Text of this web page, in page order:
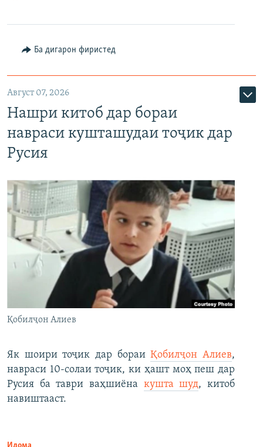
Ба дигарон фиристед
Август 07, 2026
Нашри китоб дар бораи
навраси кушташудаи тоҷик дар
Русия
Қобилҷон Алиев
Як шоири тоҷик дар бораиҚобилҷон Алиев,
навраси 10-солаи тоҷик, ки ҳашт моҳ пеш дар
Русия ба таври ваҳшиёна кушта шуд, китоб
навиштааст.